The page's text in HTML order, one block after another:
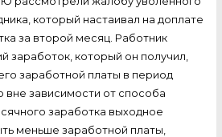
который настаивал на доплате
за второй месяц. Работник
заработок, который он получил,
заработной платы в период
вне зависимости от способа
заработка выходное
меньше заработной платы,